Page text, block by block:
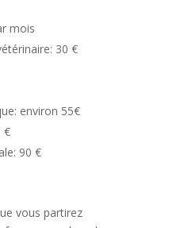
mois
30 €
environ 55€
€
90 €
vous partirez